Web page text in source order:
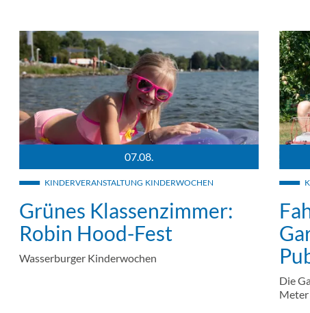
07.08.
KINDERVERANSTALTUNG KINDERWOCHEN
Grünes Klassenzimmer:
Robin Hood-Fest
Wasserburger Kinderwochen
Die
Meter